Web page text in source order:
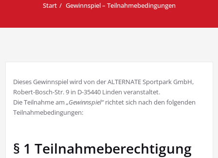
Start Gewinnspiel – Teilnahmebedingungen
Dieses Gewinnspiel wird von der ALTERNATE Sportpark GmbH,
Robert-Bosch-Str. 9 in D-35440 Linden veranstaltet.
Die Teilnahme am Gewinnspiel richtet sich nach den folgenden
Teilnahmebedingungen:
§ 1 Teilnahmeberechtigung